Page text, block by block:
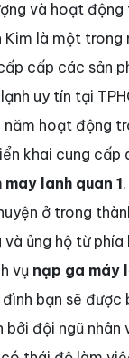
và hoạt
Kim là một trong
cấp các sản
uy tín tại
năm hoạt động
khai cung cấp
may lanh quan 1
ở trong
ủng hộ từ phía
vụ nạp ga máy
bạn sẽ được
đội ngũ nhân